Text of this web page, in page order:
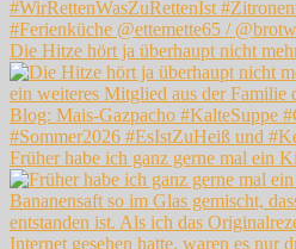
Die Hitze hört ja überhaupt nicht
Früher habe ich ganz gerne mal ein